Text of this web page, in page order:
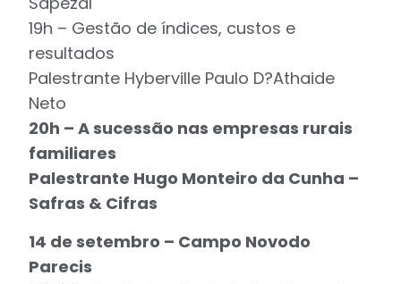
19h – Gestão de índices, custos e
resultados
Palestrante Hyberville Paulo D?Athaide
Neto
20h – A sucessão nas empresas rurais
familiares
Palestrante Hugo Monteiro da Cunha –
Safras & Cifras
14 de setembro – Campo Novodo
Parecis